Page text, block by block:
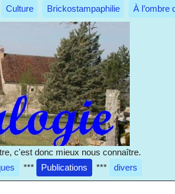
Culture Brickostampaphilie À l’ombre
c'est donc mieux nous connaître.
*** Publications *** divers